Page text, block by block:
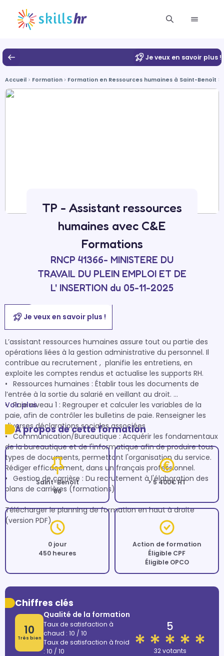
Je veux en savoir plus !
Accueil Formation Formation en Ressources humaines à Saint-Benoît
TP - Assistant ressources
humaines avec C&E
Formations
RNCP 41366- MINISTERE DU
TRAVAIL DU PLEIN EMPLOI ET DE
L' INSERTION du 05-11-2025
Je veux en savoir plus !
L’assistant ressources humaines assure tout ou partie des
opérations liées à la gestion administrative du personnel. Il
contribue au recrutement ,  planifie les entretiens, en
exploite les comptes rendus et actualise les supports RH.
•	Ressources humaines : Établir tous les documents de
l’entrée à la sortie du salarié en veillant au droit.
•	Paie niveau 1 : Regrouper et calculer les variables de la
paie, afin de contrôler les bulletins de paie. Renseigner les
diverses déclarations sociales associées
•	Communication/Bureautique : Acquérir les fondamentaux
de la bureautique et de l'informatique afin de produire tous
types de documents, permettant l'organisation du service.
Rédiger efficacement, dans un français professionnel.
•	Gestion de carrière : Du recrutement à l'élaboration des
plans de carrières (formations)
Télécharger le planning de formation en haut à droite
Voir plus
À propos de cette formation
Saint-Benoît
86
> 5 400€ HT
0 jour
450 heures
Action de formation
Éligible CPF
Éligible OPCO
Chiffres clés
10
Très bien
Qualité de la formation
Taux de satisfaction à
chaud : 10 / 10
Taux de satisfaction à froid
: 10 / 10
5
32 votants